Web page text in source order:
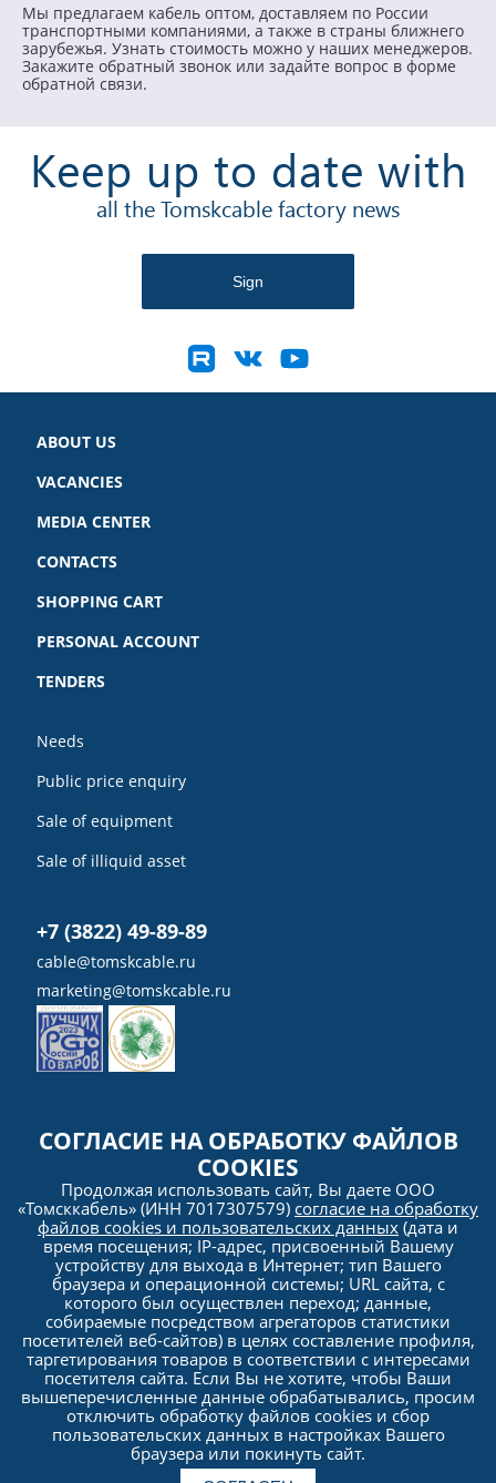
Мы предлагаем кабель оптом, доставляем по России
транспортными компаниями, а также в страны ближнего
зарубежья. Узнать стоимость можно у наших менеджеров.
Закажите обратный звонок или задайте вопрос в форме
обратной связи.
Keep up to date with
all the Tomskcable factory news
ABOUT US
VACANCIES
MEDIA CENTER
CONTACTS
SHOPPING CART
PERSONAL ACCOUNT
TENDERS
Needs
Public price enquiry
Sale of equipment
Sale of illiquid asset
+7 (3822) 49-89-89
cable@tomskcable.ru
marketing@tomskcable.ru
Ru Eng
Политика
конфиденциальности
© 2005–2026 OOO «Tomskkabel». All rights reserved. Any usage of materials and Website
information (copying, distribution, including to other sites and Internet resources) without the
prior consent of the copyright holder is FORBIDDEN. Thepolicy of personal data processing and
the protection of Tomskkabel LLC. Anti-corruption policy of Tomskcable LLC. Information is subject
to disclosure in accordance with the requirements of the Federal law «Concerning the Securities
market» (d/d 22.04.1996 No. 39-FZ) and Provision on the disclosure of information by issuers of
securities (approved by the Bank of Russia d/d 30.12.2014 No. 454-P), is disclosed by Tomskkabel
СОГЛАСИЕ НА ОБРАБОТКУ ФАЙЛОВ
COOKIES
Продолжая использовать сайт, Вы даете ООО
«Томсккабель» (ИНН 7017307579) согласие на обработку
файлов cookies и пользовательских данных (дата и
время посещения; IP-адрес, присвоенный Вашему
устройству для выхода в Интернет; тип Вашего
браузера и операционной системы; URL сайта, с
которого был осуществлен переход; данные,
собираемые посредством агрегаторов статистики
посетителей веб-сайтов) в целях составление профиля,
таргетирования товаров в соответствии с интересами
посетителя сайта. Если Вы не хотите, чтобы Ваши
вышеперечисленные данные обрабатывались, просим
отключить обработку файлов cookies и сбор
пользовательских данных в настройках Вашего
браузера или покинуть сайт.